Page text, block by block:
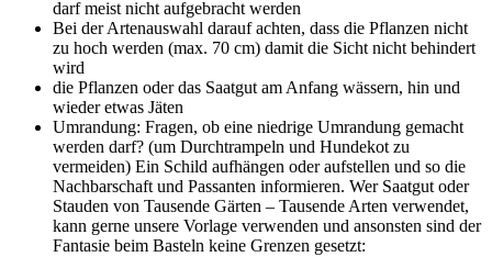
darf meist nicht aufgebracht werden
Bei der Artenauswahl darauf achten, dass die Pflanzen nicht
zu hoch werden (max. 70 cm) damit die Sicht nicht behindert
wird
die Pflanzen oder das Saatgut am Anfang wässern, hin und
wieder etwas Jäten
Umrandung: Fragen, ob eine niedrige Umrandung gemacht
werden darf? (um Durchtrampeln und Hundekot zu
vermeiden) Ein Schild aufhängen oder aufstellen und so die
Nachbarschaft und Passanten informieren. Wer Saatgut oder
Stauden von Tausende Gärten – Tausende Arten verwendet,
kann gerne unsere Vorlage verwenden und ansonsten sind der
Fantasie beim Basteln keine Grenzen gesetzt: